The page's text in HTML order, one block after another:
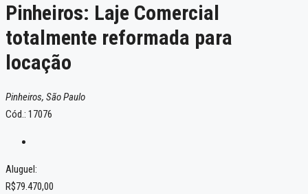
Pinheiros: Laje Comercial
totalmente reformada para
locação
Pinheiros, São Paulo
Cód.: 17076
Aluguel:
R$79.470,00